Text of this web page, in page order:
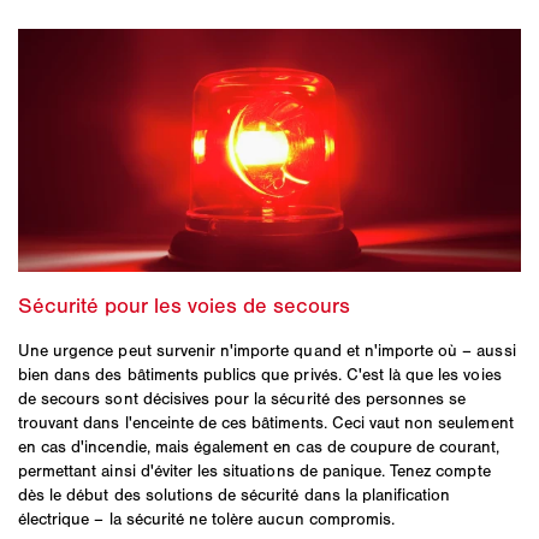
Une urgence peut survenir n'importe quand et n'importe où – aussi
bien dans des bâtiments publics que privés. C'est là que les voies
de secours sont décisives pour la sécurité des personnes se
trouvant dans l'enceinte de ces bâtiments. Ceci vaut non seulement
en cas d'incendie, mais également en cas de coupure de courant,
permettant ainsi d'éviter les situations de panique. Tenez compte
dès le début des solutions de sécurité dans la planification
électrique – la sécurité ne tolère aucun compromis.